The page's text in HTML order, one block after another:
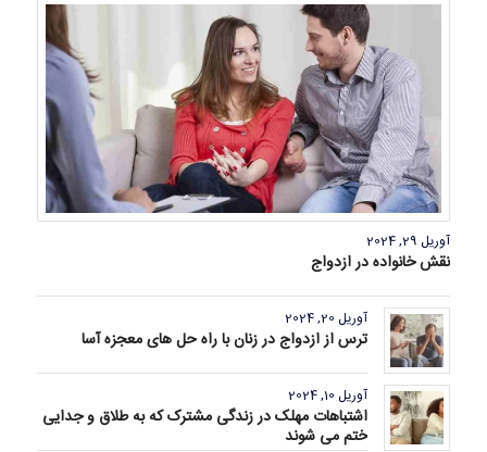
آوریل 29, 2024
نقش خانواده در ازدواج
آوریل 20, 2024
ترس از ازدواج در زنان با راه حل های معجزه آسا
آوریل 10, 2024
اشتباهات مهلک در زندگی مشترک که به طلاق و جدایی
ختم می شوند